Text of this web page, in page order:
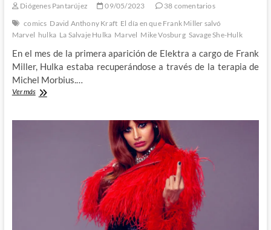
Diógenes Pantarújez 09/05/2023
38 comentarios
comics David Anthony Kraft El día en que Frank Miller salvó
Marvel hulka La Salvaje Hulka Marvel Mike Vosburg Savage She-Hulk
En el mes de la primera aparición de Elektra a cargo de Frank
Miller, Hulka estaba recuperándose a través de la terapia de
Michel Morbius.…
Ver másIt’s